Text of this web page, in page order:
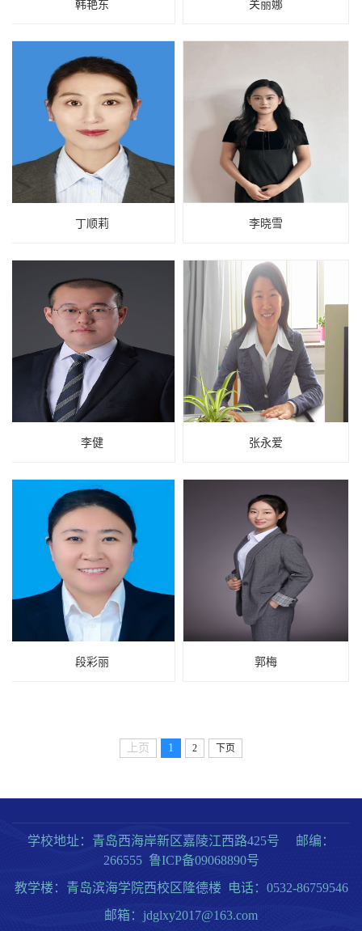
韩艳东 关丽娜
丁顺莉 李晓雪
李健 张永爱
段彩丽 郭梅
上页 1 2 下页
学校地址：青岛西海岸新区嘉陵江西路425号 邮编：
266555 鲁ICP备09068890号
教学楼：青岛滨海学院西校区隆德楼 电话：0532-86759546
邮箱：jdglxy2017@163.com